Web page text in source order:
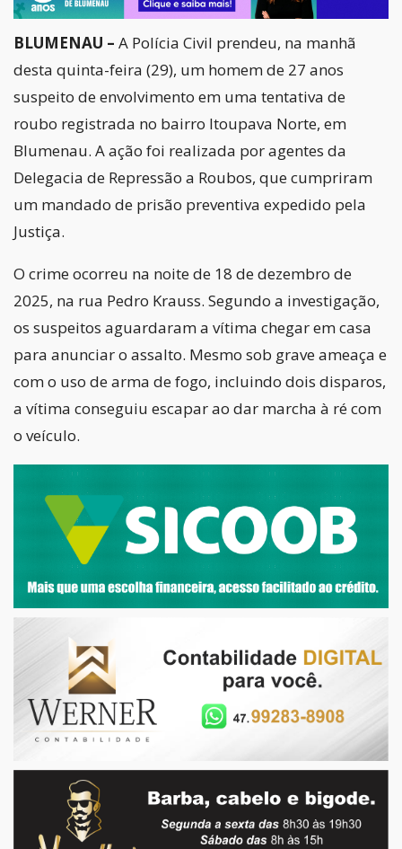
BLUMENAU – A Polícia Civil prendeu, na manhã
desta quinta-feira (29), um homem de 27 anos
suspeito de envolvimento em uma tentativa de
roubo registrada no bairro Itoupava Norte, em
Blumenau. A ação foi realizada por agentes da
Delegacia de Repressão a Roubos, que cumpriram
um mandado de prisão preventiva expedido pela
Justiça.
O crime ocorreu na noite de 18 de dezembro de
2025, na rua Pedro Krauss. Segundo a investigação,
os suspeitos aguardaram a vítima chegar em casa
para anunciar o assalto. Mesmo sob grave ameaça e
com o uso de arma de fogo, incluindo dois disparos,
a vítima conseguiu escapar ao dar marcha à ré com
o veículo.